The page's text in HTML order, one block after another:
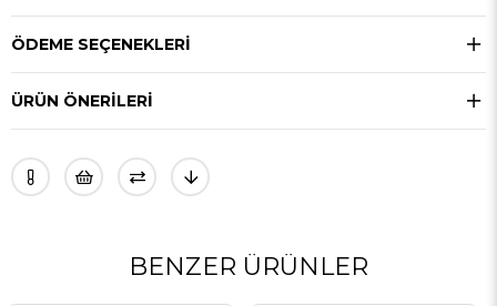
ÖDEME SEÇENEKLERI
ÜRÜN ÖNERILERI
BENZER ÜRÜNLER